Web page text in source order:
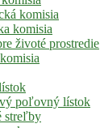
komisia
komisia
životé prostredie
poľovný lístok
streľby